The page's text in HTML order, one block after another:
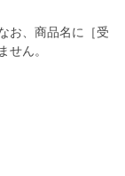
お、商品名に［受
せん。